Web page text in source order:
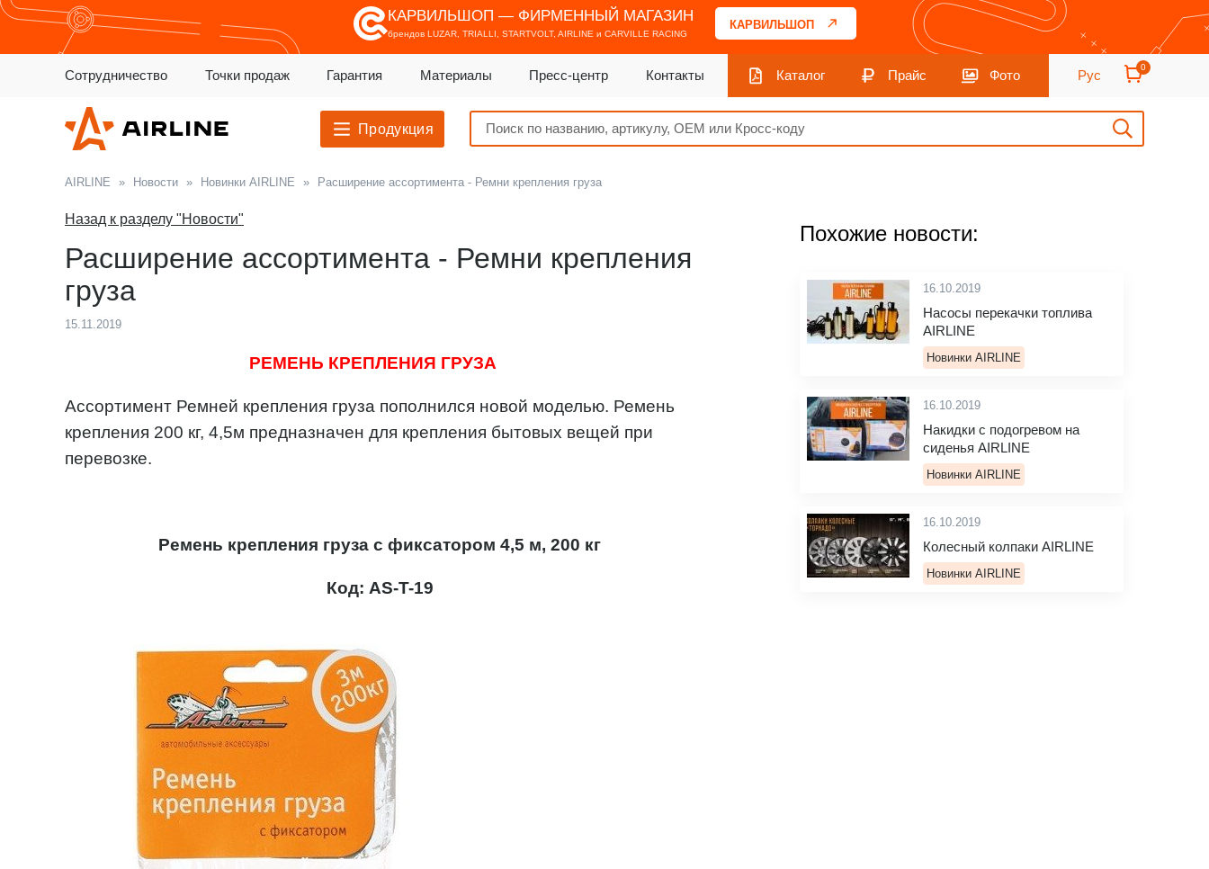
КАРВИЛЬШОП — ФИРМЕННЫЙ МАГАЗИН
брендов LUZAR, TRIALLI, STARTVOLT, AIRLINE и CARVILLE RACING
КАРВИЛЬШОП
Сотрудничество Точки продаж Гарантия Материалы Пресс-центр Контакты Каталог Прайс Фото Рус
0
Продукция
AIRLINE » Новости » Новинки AIRLINE » Расширение ассортимента - Ремни крепления груза
Назад к разделу "Новости"
Расширение ассортимента - Ремни крепления
груза
15.11.2019
РЕМЕНЬ КРЕПЛЕНИЯ ГРУЗА
Ассортимент Ремней крепления груза пополнился новой моделью. Ремень
крепления 200 кг, 4,5м предназначен для крепления бытовых вещей при
перевозке.
Ремень крепления груза с фиксатором 4,5 м, 200 кг
Код: AS-T-19
Похожие новости:
16.10.2019
Насосы перекачки топлива
AIRLINE
Новинки AIRLINE
16.10.2019
Накидки с подогревом на
сиденья AIRLINE
Новинки AIRLINE
16.10.2019
Колесный колпаки AIRLINE
Новинки AIRLINE